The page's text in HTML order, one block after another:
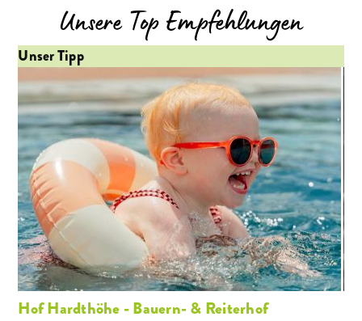
Unsere Top Empfehlungen
Unser Tipp
Hof Hardthöhe - Bauern- & Reiterhof